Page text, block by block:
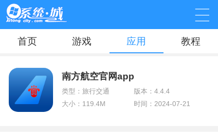
首页 游戏 应用 教程
南方航空官网app
类型：旅行交通
版本：4.4.4
大小：119.4M
时间：2024-07-21